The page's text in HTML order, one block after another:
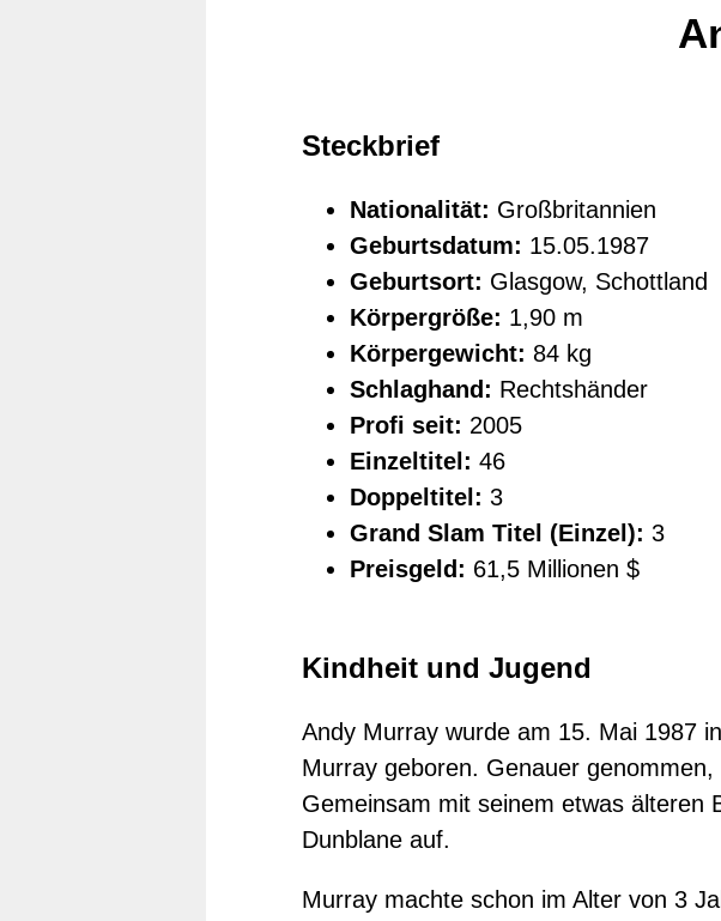
Steckbrief
Nationalität: Großbritannien
Geburtsdatum: 15.05.1987
Geburtsort: Glasgow, Schottland
Körpergröße: 1,90 m
Körpergewicht: 84 kg
Schlaghand: Rechtshänder
Profi seit: 2005
Einzeltitel: 46
Doppeltitel: 3
Grand Slam Titel (Einzel): 3
Preisgeld: 61,5 Millionen $
Kindheit und Jugend
Andy Murray wurde am 15. Mai 1987
Murray geboren. Genauer
Gemeinsam mit seinem etwas älteren
Dunblane auf.
Murray machte schon im Alter von 3